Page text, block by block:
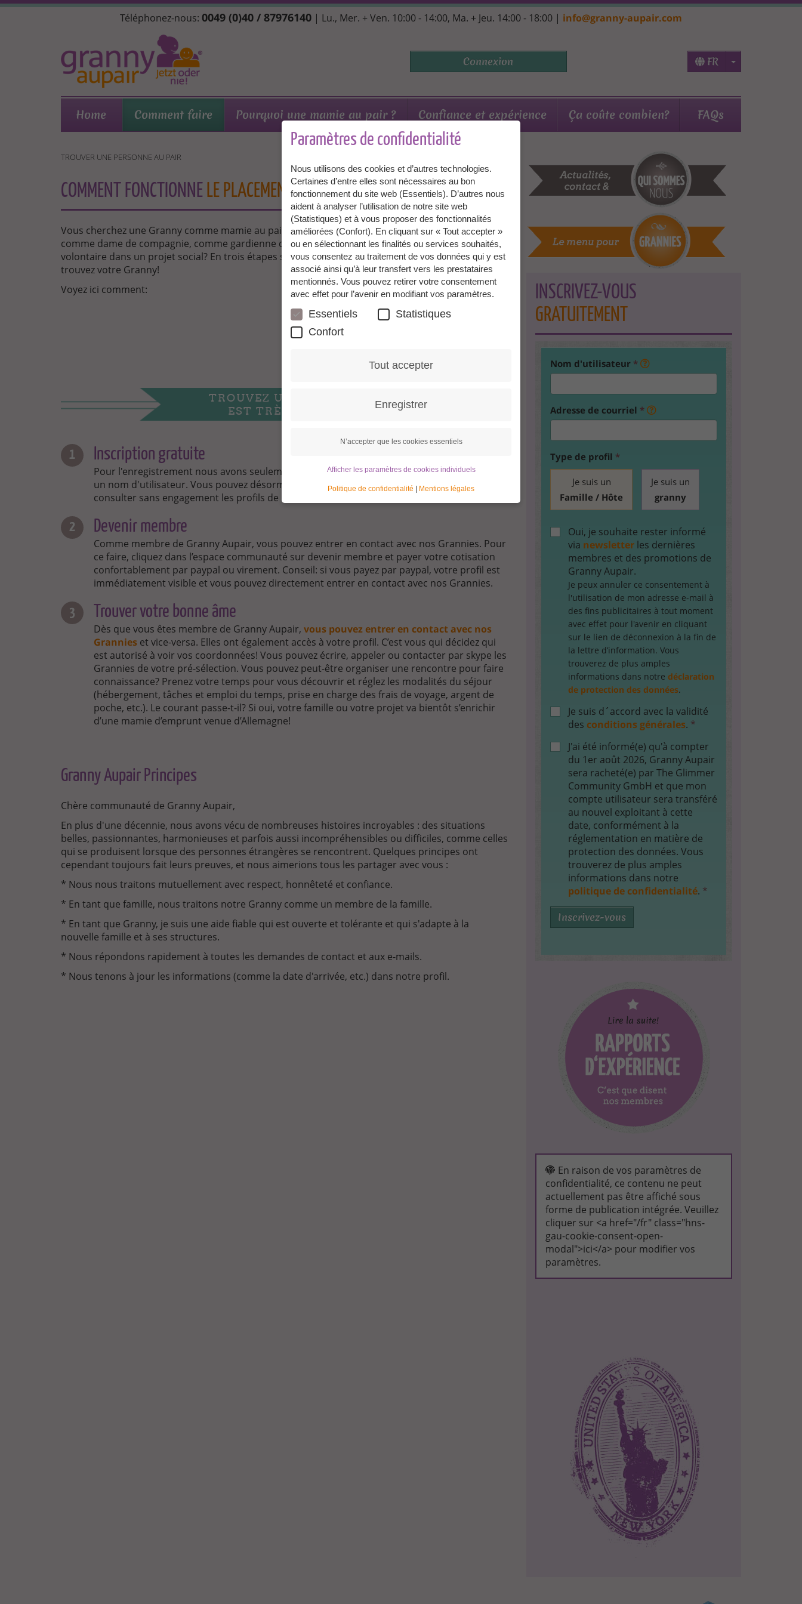
Aller
Téléphonez-nous: 0049 (0)40 / 87976140 | Lu., Mer. + Ven. 10:00 - 14:00, Ma. + Jeu. 14:00 - 18:00 | info@granny-aupair.com
Connexion FR Toggle
Home Comment faire Pourquoi une mamie au pair ? Confiance et expérience Ça coûte combien? FAQs
TROUVER UNE PERSONNE AU PAIR
COMMENT FONCTIONNE LE PLACEMENT
AU-
PAIR-
FINDEN.JPG
Vous cherchez une Granny comme mamie au pair pour votre famille,
comme dame de compagnie, comme gardienne de maison où comme
volontaire dans un projet social? En trois étapes seulement, vous
trouvez votre Granny!
Voyez ici comment:
TROUVEZ UNE GRANNY
EST TRÈS SIMPLE
Inscription gratuite
Pour l'enregistrement nous avons seulement besoin de votre nom, votre adresse e-mail et
un nom d'utilisateur. Vous pouvez désormais vous connecter sur l’espace protégé et
consulter sans engagement les profils de nos Grannies.
Devenir membre
Comme membre de Granny Aupair, vous pouvez entrer en contact avec nos Grannies. Pour
ce faire, cliquez dans l’espace communauté sur devenir membre et payer votre cotisation
confortablement par paypal ou virement. Conseil: si vous payez par paypal, votre profil est
immédiatement visible et vous pouvez directement entrer en contact avec nos Grannies.
Trouver votre bonne âme
Dès que vous êtes membre de Granny Aupair, vous pouvez entrer en contact avec nos
Grannies et vice-versa. Elles ont également accès à votre profil. C’est vous qui décidez qui
est autorisé à voir vos coordonnées! Vous pouvez écrire, appeler ou contacter par skype les
Grannies de votre pré-sélection. Vous pouvez peut-être organiser une rencontre pour faire
connaissance? Prenez votre temps pour vous découvrir et réglez les modalités du séjour
(hébergement, tâches et emploi du temps, prise en charge des frais de voyage, argent de
poche, etc.). Le courant passe-t-il? Si oui, votre famille ou votre projet va bientôt s’enrichir
d’une mamie d’emprunt venue d’Allemagne!
Granny Aupair Principes
Chère communauté de Granny Aupair,
En plus d'une décennie, nous avons vécu de nombreuses histoires incroyables : des situations
belles, passionnantes, harmonieuses et parfois aussi incompréhensibles ou difficiles, comme celles
qui se produisent lorsque des personnes étrangères se rencontrent. Quelques principes ont
cependant toujours fait leurs preuves, et nous aimerions tous les partager avec vous :
* Nous nous traitons mutuellement avec respect, honnêteté et confiance.
* En tant que famille, nous traitons notre Granny comme un membre de la famille.
* En tant que Granny, je suis une aide fiable qui est ouverte et tolérante et qui s'adapte à la
nouvelle famille et à ses structures.
* Nous répondons rapidement à toutes les demandes de contact et aux e-mails.
* Nous tenons à jour les informations (comme la date d'arrivée, etc.) dans notre profil.
INSCRIVEZ-VOUS
GRATUITEMENT
Nom d'utilisateur *
Adresse de courriel *
Type de profil *
Je suis un
Famille / Hôte
Je suis un
granny
Oui, je souhaite rester informé
via newsletter les dernières
membres et des promotions de
Granny Aupair.
Je peux annuler ce consentement à
l'utilisation de mon adresse e-mail à
des fins publicitaires à tout moment
avec effet pour l'avenir en cliquant
sur le lien de déconnexion à la fin de
la lettre d’information. Vous
trouverez de plus amples
informations dans notre déclaration
de protection des données.
Je suis d´accord avec la validité
des conditions générales. *
J'ai été informé(e) qu'à compter
du 1er août 2026, Granny Aupair
sera racheté(e) par The Glimmer
Community GmbH et que mon
compte utilisateur sera transféré
au nouvel exploitant à cette
date, conformément à la
réglementation en matière de
protection des données. Vous
trouverez de plus amples
informations dans notre
politique de confidentialité. *
Inscrivez-vous
En raison de vos paramètres de
confidentialité, ce contenu ne peut
actuellement pas être affiché sous
forme de publication intégrée. Veuillez
cliquer sur <a href="/fr" class="hns-
gau-cookie-consent-open-
modal">ici</a> pour modifier vos
paramètres.
Paramètres de confidentialité
Nous utilisons des cookies et d’autres technologies.
Certaines d’entre elles sont nécessaires au bon
fonctionnement du site web (Essentiels). D’autres nous
aident à analyser l’utilisation de notre site web
(Statistiques) et à vous proposer des fonctionnalités
améliorées (Confort). En cliquant sur « Tout accepter »
ou en sélectionnant les finalités ou services souhaités,
vous consentez au traitement de vos données qui y est
associé ainsi qu’à leur transfert vers les prestataires
mentionnés. Vous pouvez retirer votre consentement
avec effet pour l’avenir en modifiant vos paramètres.
Essentiels
Statistiques
Confort
Tout accepter
Enregistrer
N’accepter que les cookies essentiels
Afficher les paramètres de cookies individuels
Politique de confidentialité | Mentions légales